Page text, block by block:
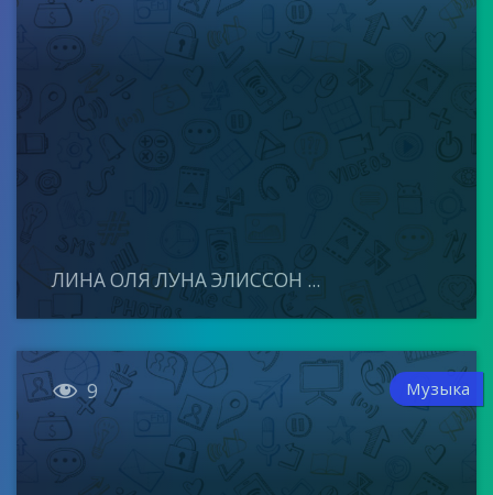
ЛИНА ОЛЯ ЛУНА ЭЛИССОН ...
 9 Музыка